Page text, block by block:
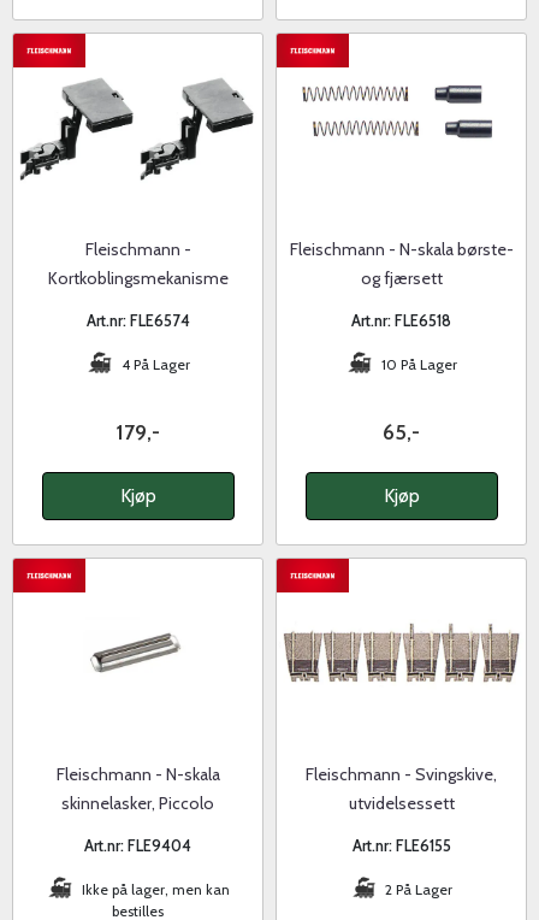
Fleischmann -
Kortkoblingsmekanisme
Art.nr: FLE6574
4 På Lager
179,-
Kjøp
Fleischmann - N-skala børste-
og fjærsett
Art.nr: FLE6518
10 På Lager
65,-
Kjøp
Fleischmann - N-skala
skinnelasker, Piccolo
Art.nr: FLE9404
Ikke på lager, men kan
bestilles
Fleischmann - Svingskive,
utvidelsessett
Art.nr: FLE6155
2 På Lager